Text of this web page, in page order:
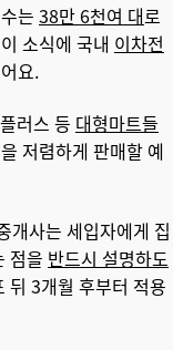
는 38만 6천여 대로
소식에 국내 이차전
요.
러스 등 대형마트들
저렴하게 판매할 예
개사는 세입자에게 집
점을 반드시 설명하도
뒤 3개월 후부터 적용